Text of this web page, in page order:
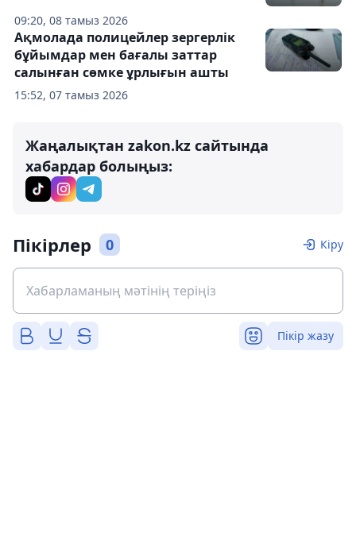
09:20, 08 тамыз 2026
15:52, 07 тамыз 2026
Ақмолада полицейлер зергерлік
бұйымдар мен бағалы заттар
салынған сөмке ұрлығын ашты
Жаңалықтан zakon.kz сайтында
хабардар болыңыз:
Пікірлер 0 Кіру
Пікір жазу